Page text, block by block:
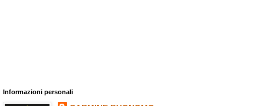
Informazioni personali